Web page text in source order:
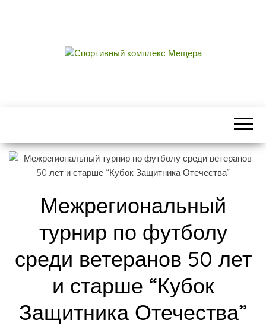
МЕЩЕРА
Межрегиональный
турнир по футболу
среди ветеранов 50 лет
и старше “Кубок
Защитника Отечества”